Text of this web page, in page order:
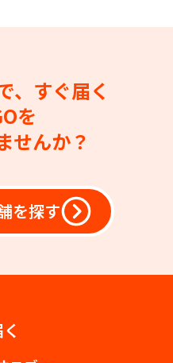
、すぐ届く
を
せんか？
を探す